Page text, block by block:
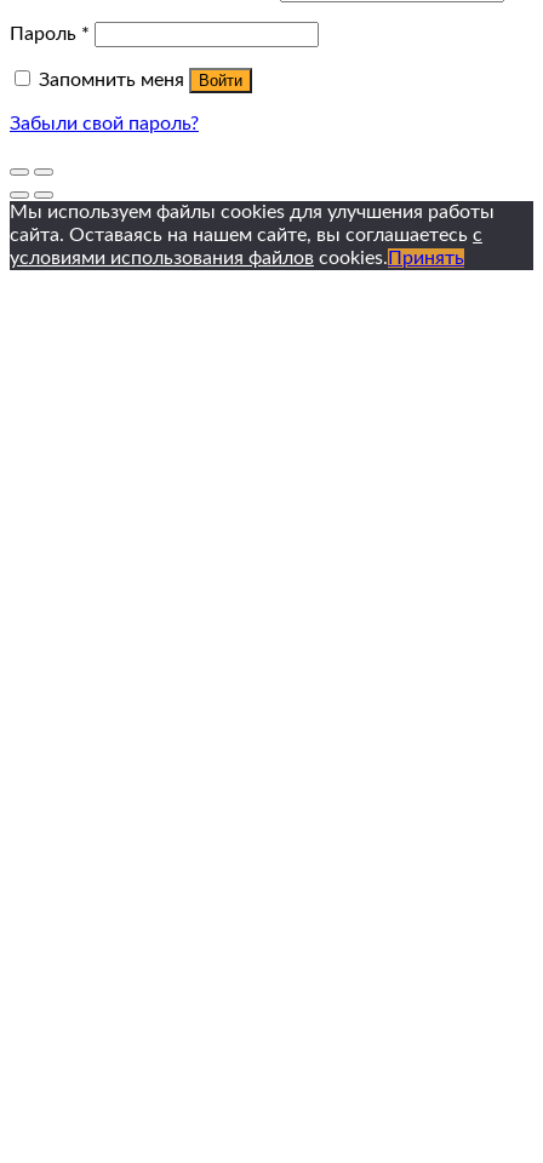
Пароль *
Запомнить меня Войти
Забыли свой пароль?
Мы используем файлы cookies для улучшения работы
сайта. Оставаясь на нашем сайте, вы соглашаетесь с
условиями использования файлов cookies. Принять